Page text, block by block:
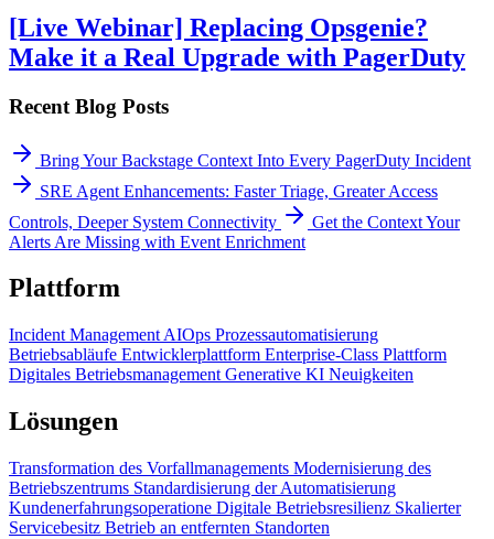
[Live Webinar] Replacing Opsgenie?
Make it a Real Upgrade with PagerDuty
Recent Blog Posts
Bring Your Backstage Context Into Every PagerDuty Incident
SRE Agent Enhancements: Faster Triage, Greater Access
Controls, Deeper System Connectivity
Get the Context Your
Alerts Are Missing with Event Enrichment
Plattform
Incident Management AIOps Prozessautomatisierung
Betriebsabläufe Entwicklerplattform Enterprise-Class Plattform
Digitales Betriebsmanagement Generative KI Neuigkeiten
Lösungen
Transformation des Vorfallmanagements Modernisierung des
Betriebszentrums Standardisierung der Automatisierung
Kundenerfahrungsoperatione Digitale Betriebsresilienz Skalierter
Servicebesitz Betrieb an entfernten Standorten